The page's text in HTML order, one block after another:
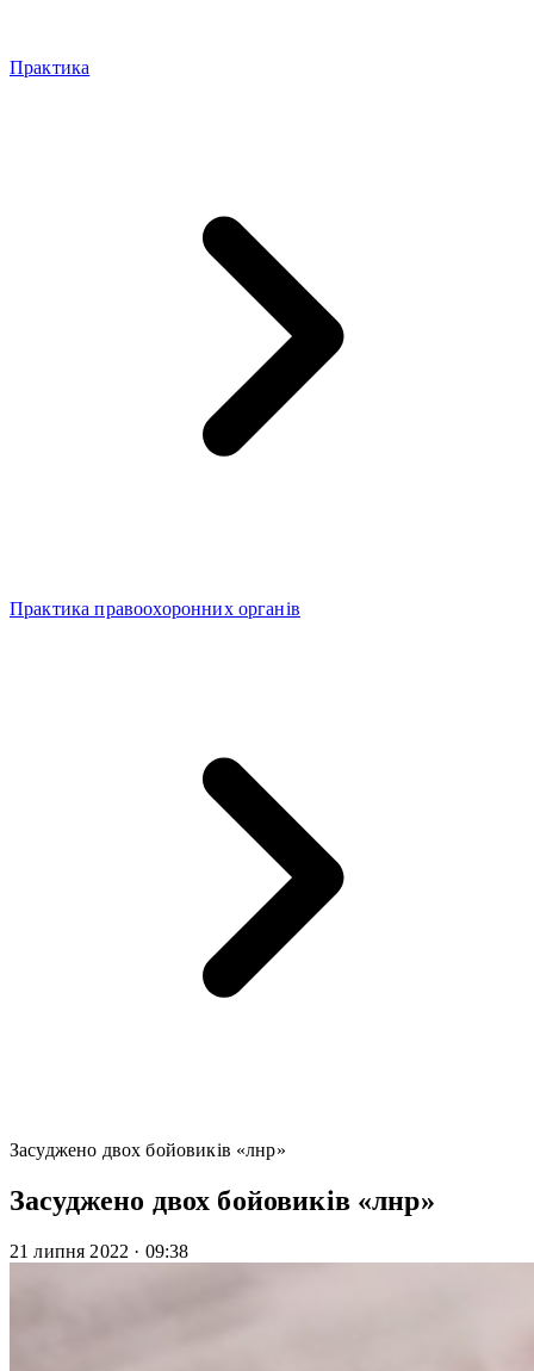
Практика
Практика правоохоронних органів
Засуджено двох бойовиків «лнр»
Засуджено двох бойовиків «лнр»
21 липня 2022 · 09:38